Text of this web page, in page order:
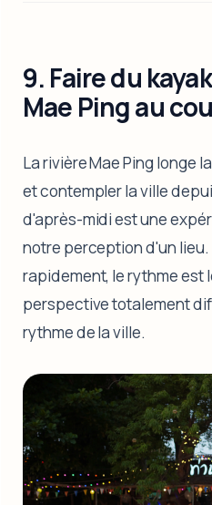
9. Faire du
Mae Ping au
La rivière Mae Ping longe
et contempler la ville
d'après-midi est une
notre perception d'un lieu.
rapidement, le rythme est
perspective totalement
rythme de la ville.